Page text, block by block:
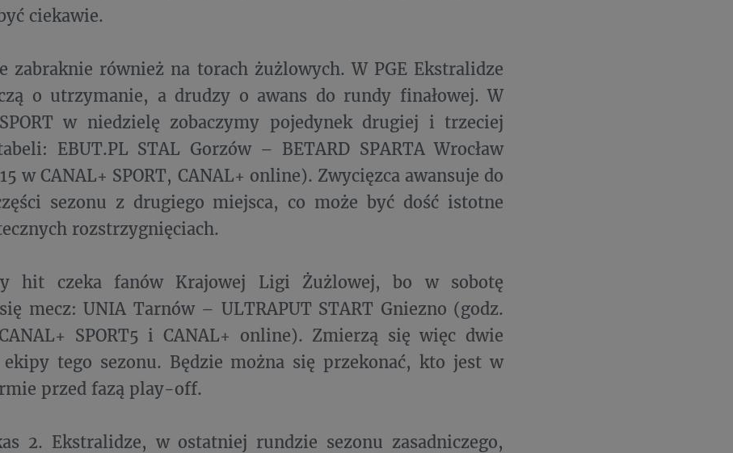
ciekawie.
zabraknie również na torach żużlowych. W PGE Ekstralidze
o utrzymanie, a drudzy o awans do rundy finałowej. W
w niedzielę zobaczymy pojedynek drugiej i trzeciej
EBUT.PL STAL Gorzów – BETARD SPARTA Wrocław
w CANAL+ SPORT, CANAL+ online). Zwycięzca awansuje do
sezonu z drugiego miejsca, co może być dość istotne
rozstrzygnięciach.
hit czeka fanów Krajowej Ligi Żużlowej, bo w sobotę
mecz: UNIA Tarnów – ULTRAPUT START Gniezno (godz.
SPORT5 i CANAL+ online). Zmierzą się więc dwie
ekipy tego sezonu. Będzie można się przekonać, kto jest w
przed fazą play-off.
2. Ekstralidze, w ostatniej rundzie sezonu zasadniczego,